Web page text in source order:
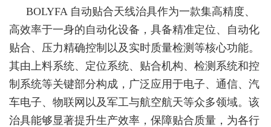
BOLYFA 自动贴合天线治具作为一款集高精度、
高效率于一身的自动化设备，具备精准定位、自动化
贴合、压力精确控制以及实时质量检测等核心功能。
其由上料系统、定位系统、贴合机构、检测系统和控
制系统等关键部分构成，广泛应用于电子、通信、汽
车电子、物联网以及军工与航空航天等众多领域。该
治具能够显著提升生产效率，保障贴合质量，为各行